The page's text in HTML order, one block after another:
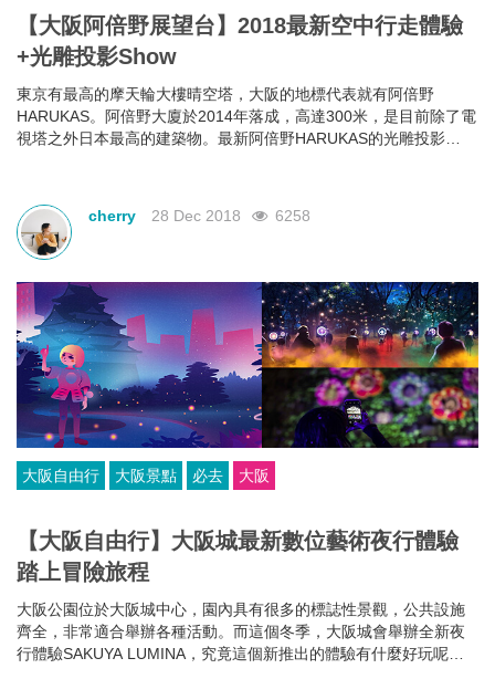
【大阪阿倍野展望台】2018最新空中行走體驗
+光雕投影Show
東京有最高的摩天輪大樓晴空塔，大阪的地標代表就有阿倍野
HARUKAS。阿倍野大廈於2014年落成，高達300米，是目前除了電
視塔之外日本最高的建築物。最新阿倍野HARUKAS的光雕投影
cherry
28 Dec 2018 6258
大阪自由行 大阪景點 必去 大阪
【大阪自由行】大阪城最新數位藝術夜行體驗
踏上冒險旅程
大阪公園位於大阪城中心，園內具有很多的標誌性景觀，公共設施
齊全，非常適合舉辦各種活動。而這個冬季，大阪城會舉辦全新夜
行體驗SAKUYA LUMINA，究竟這個新推出的體驗有什麼好玩呢？